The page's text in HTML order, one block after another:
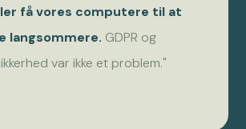
få vores computere til at
langsommere. GDPR og
var ikke et problem."